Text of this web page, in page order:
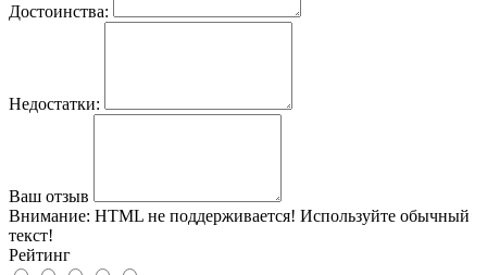
Достоинства:
Недостатки:
Ваш отзыв
Внимание: HTML не поддерживается! Используйте обычный
текст!
Рейтинг